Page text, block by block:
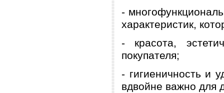
-
характеристик,
- красота,
покупателя;
- гигиеничность и
вдвойне важно для